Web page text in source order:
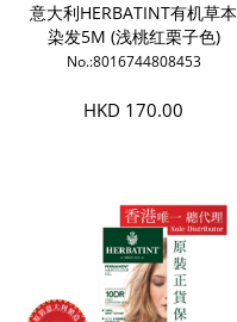
意大利HERBATINT有机草本
染发5M (浅桃红栗子色)
No.:8016744808453
HKD 170.00